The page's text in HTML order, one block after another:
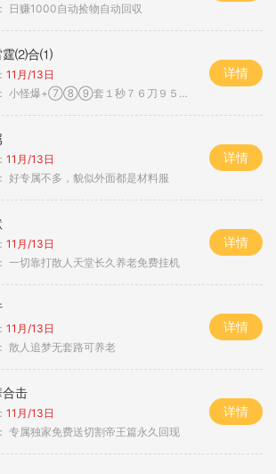
日赚1000自动捡物自动回収
霆⑵合⑴
11月/13日
小怪爆+⑦⑧⑨套１秒７６刀９５范围捡
详情
11月/13日
好专属不多，貌似外面都是材料服
详情
11月/13日
一切靠打散人天堂长久养老免费挂机
详情
11月/13日
散人追梦无套路可养老
详情
合击
11月/13日
专属独家免费送切割帝王篇永久回现
详情